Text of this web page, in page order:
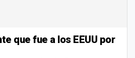
que fue a los EEUU por